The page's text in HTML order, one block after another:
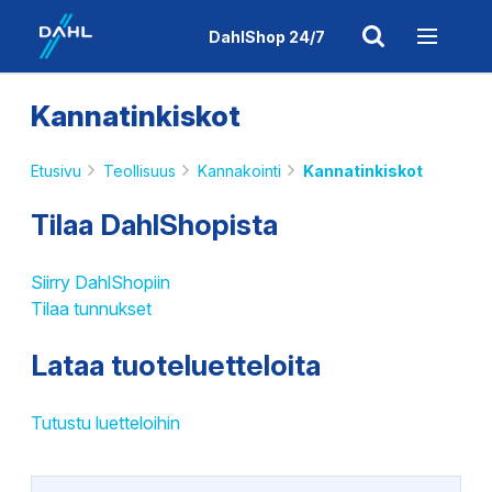
DahlShop 24/7
Kannatinkiskot
Etusivu Teollisuus Kannakointi Kannatinkiskot
Tilaa DahlShopista
Siirry DahlShopiin
Tilaa tunnukset
Lataa tuoteluetteloita
Tutustu luetteloihin